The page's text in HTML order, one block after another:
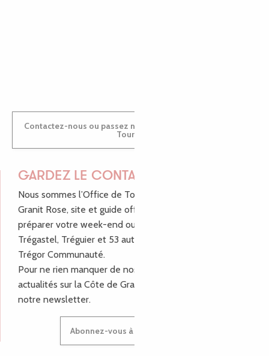
Contactez-nous ou passez nous voir dans nos Offices de
Tourisme
GARDEZ LE CONTACT !
Nous sommes l’Office de Tourisme Bretagne - Côte de
Granit Rose, site et guide officiel pour vous aider à
préparer votre week-end ou vos vacances à Lannion,
Trégastel, Tréguier et 53 autres communes de Lannion-
Trégor Communauté.
Pour ne rien manquer de nos bons plans et nos
actualités sur la Côte de Granit Rose, inscrivez-vous à
notre newsletter.
Abonnez-vous à notre newsletter